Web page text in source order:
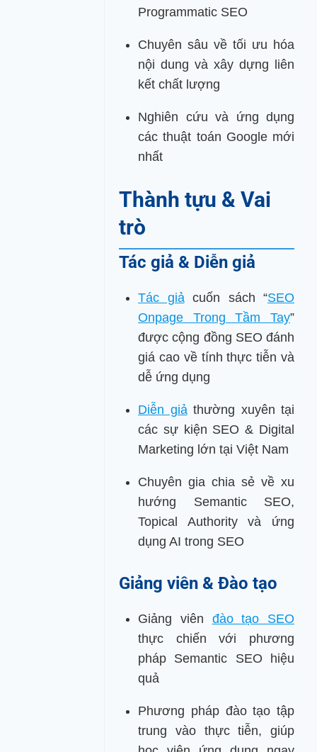
Programmatic SEO
Chuyên sâu về tối ưu hóa
nội dung và xây dựng liên
kết chất lượng
Nghiên cứu và ứng dụng
các thuật toán Google mới
nhất
Thành tựu & Vai
trò
Tác giả & Diễn giả
Tác giảcuốn sách “SEO
Onpage Trong Tầm Tay”
được cộng đồng SEO đánh
giá cao về tính thực tiễn và
dễ ứng dụng
Diễn giảthường xuyên tại
các sự kiện SEO & Digital
Marketing lớn tại Việt Nam
Chuyên gia chia sẻ về xu
hướng Semantic SEO,
Topical Authority và ứng
dụng AI trong SEO
Giảng viên & Đào tạo
Giảng viên đào tạo SEO
thực chiến với phương
pháp Semantic SEO hiệu
quả
Phương pháp đào tạo tập
trung vào thực tiễn, giúp